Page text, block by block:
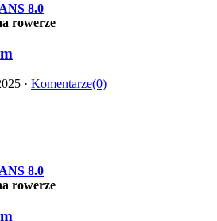
8.0
rowerze
· Komentarze(0)
8.0
rowerze